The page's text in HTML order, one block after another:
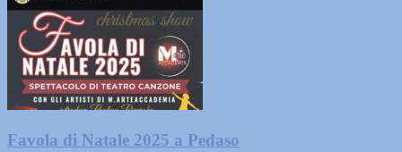
Favola di Natale 2025 a Pedaso